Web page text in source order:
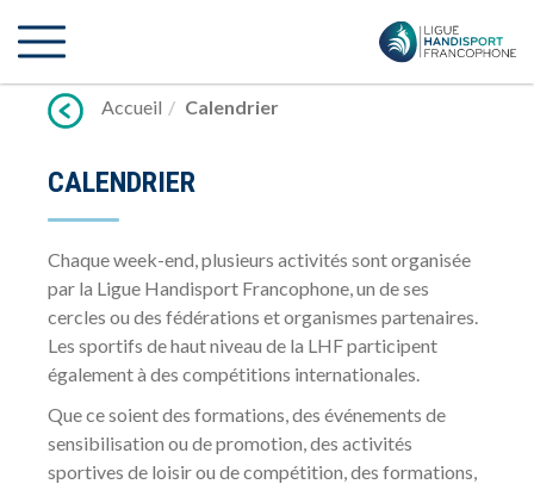
vers
Accueil
Calendrier
CALENDRIER
Chaque week-end, plusieurs activités sont organisée
par la Ligue Handisport Francophone, un de ses
cercles ou des fédérations et organismes partenaires.
Les sportifs de haut niveau de la LHF participent
également à des compétitions internationales.
Que ce soient des formations, des événements de
sensibilisation ou de promotion, des activités
sportives de loisir ou de compétition, des formations,